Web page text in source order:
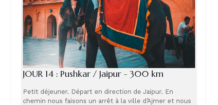
JOUR 14 : Pushkar / Jaipur - 300 km
Petit déjeuner. Départ en direction de Jaipur. En
chemin nous faisons un arrêt à la ville d’Ajmer et nous